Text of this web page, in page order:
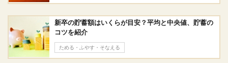
新卒の貯蓄額はいくらが目安？平均と中央値、貯蓄の
コツを紹介
ためる・ふやす・そなえる